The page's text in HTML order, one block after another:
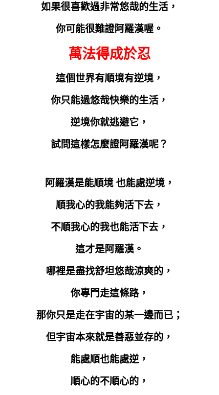
如果很喜歡過非常悠哉的生活，
你可能很難證阿羅漢喔。
萬法得成於忍
這個世界有順境有逆境，
你只能過悠哉快樂的生活，
逆境你就逃避它，
試問這樣怎麼證阿羅漢呢？
阿羅漢是能順境 也能處逆境，
順我心的我能夠活下去，
不順我心的我也能活下去，
這才是阿羅漢。
哪裡是盡找舒坦悠哉涼爽的，
你專門走這條路，
那你只是走在宇宙的某一邊而已；
但宇宙本來就是善惡並存的，
能處順也能處逆，
順心的不順心的，